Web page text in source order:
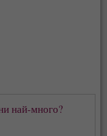
най-много?